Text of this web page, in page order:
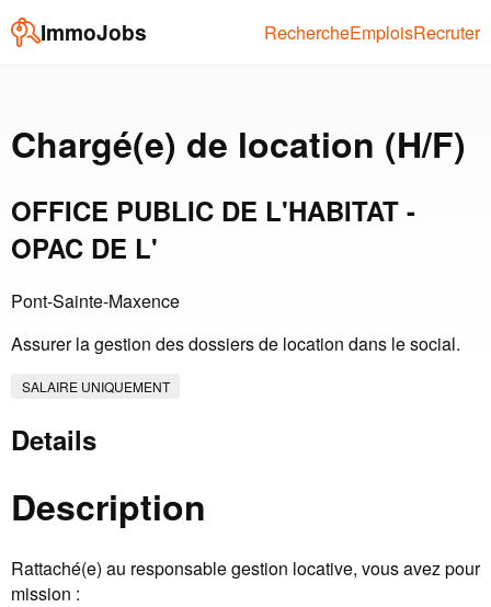
ImmoJobs RechercheEmploisRecruter
Chargé(e) de location (H/F)
OFFICE PUBLIC DE L'HABITAT -
OPAC DE L'
Pont-Sainte-Maxence
Assurer la gestion des dossiers de location dans le social.
SALAIRE UNIQUEMENT
Details
Description
Rattaché(e) au responsable gestion locative, vous avez pour
mission :